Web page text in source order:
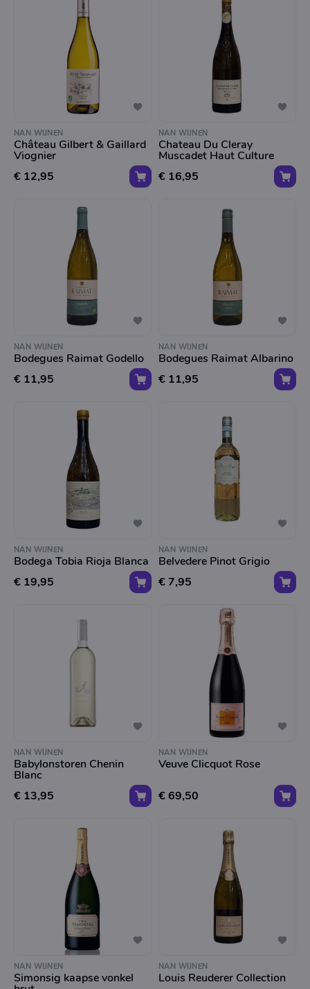
NAN WIJNEN
Château Gilbert & Gaillard
Viognier
€ 12,95
NAN WIJNEN
Chateau Du Cleray
Muscadet Haut Culture
€ 16,95
NAN WIJNEN
Bodegues Raimat Godello
€ 11,95
NAN WIJNEN
Bodegues Raimat Albarino
€ 11,95
NAN WIJNEN
Bodega Tobia Rioja Blanca
€ 19,95
NAN WIJNEN
Belvedere Pinot Grigio
€ 7,95
NAN WIJNEN
Babylonstoren Chenin
Blanc
€ 13,95
NAN WIJNEN
Veuve Clicquot Rose
€ 69,50
NAN WIJNEN
Simonsig kaapse vonkel
NAN WIJNEN
Louis Reuderer Collection